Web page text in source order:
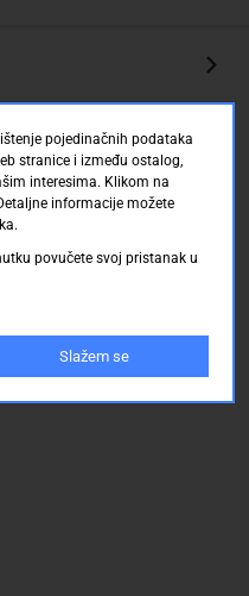
pojedinačnih podataka
stranice i između ostalog,
interesima. Klikom na
informacije možete
povučete svoj pristanak u
Slažem se